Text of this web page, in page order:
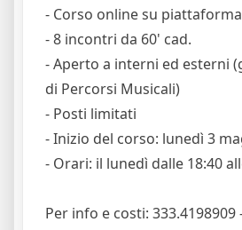
- Corso online su
- 8 incontri da 60' cad.
- Aperto a interni ed esterni
di Percorsi Musicali)
- Posti limitati
- Inizio del corso: lunedì 3
- Orari: il lunedì dalle 18:40
Per info e costi: 333.4198909